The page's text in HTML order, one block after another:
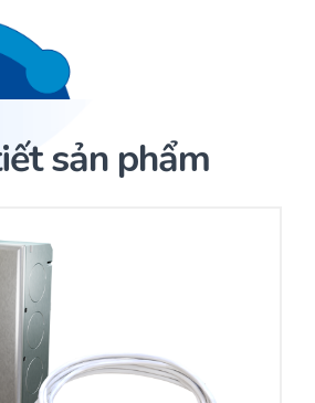
biến
sản phẩm